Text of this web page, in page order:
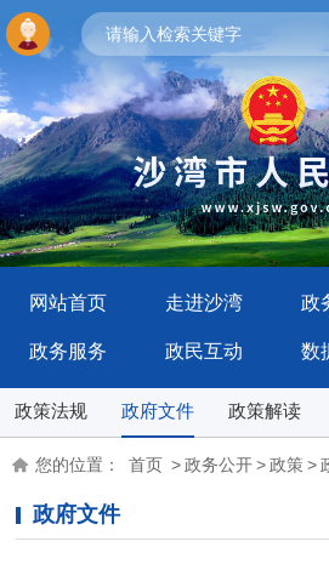
网站首页 走进沙湾 政
政务服务 政民互动 数
政策法规 政府文件 政策解读
您的位置： 首页 >政务公开>政策>
政府文件